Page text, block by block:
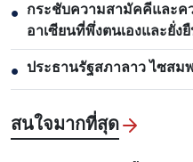
● กระชับความสามัคคีและค
อาเซียนที่พึ่งตนเองและยั่ง
● ประธานรัฐสภาลาว ไซส
สนใจมากที่สุด